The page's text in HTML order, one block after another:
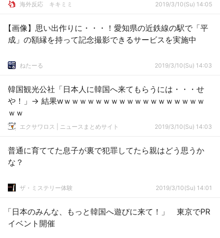
­海外反応 キキミミ 2019/3/10(Su) 14:05
【画像】思い出作りに・・・！愛知県の近鉄線の駅で「平
成」の額縁を持って記念撮影できるサービスを実施中
ねたーる 2019/3/10(Su) 14:03
韓国観光公社「日本人に韓国へ来てもらうには・・・せ
や！」→ 結果wｗｗｗｗｗｗｗｗｗｗｗｗｗｗｗｗｗｗ
ｗｗ
エクサワロス | ニュースまとめサイト 2019/3/10(Su) 14:03
普通に育ててた息子が裏で犯罪してたら親はどう思うか
な？
ザ・ミステリー体験 2019/3/10(Su) 14:01
「日本のみんな、もっと韓国へ遊びに来て！」 東京でPR
イベント開催